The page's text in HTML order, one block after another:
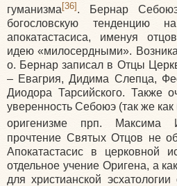
гуманизма[36] . Бернар
богословскую тенденцию
апокатастасиса, именуя
идею «милосердными».
о. Бернар записал в Отцы
– Евагрия, Дидима Слепца,
Диодора Тарсийского. Также
уверенность Себоюэ (так же
оригенизме прп. Максима
прочтение Святых Отцов не
Апокатастасис в церковной
отдельное учение Оригена, а
для христианской